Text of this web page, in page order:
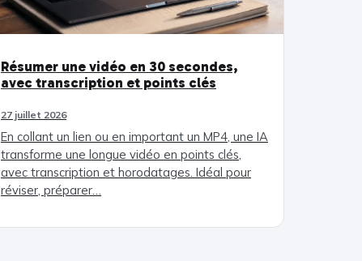
Résumer une vidéo en 30 secondes,
avec transcription et points clés
27 juillet 2026
En collant un lien ou en important un MP4, une IA
transforme une longue vidéo en points clés,
avec transcription et horodatages. Idéal pour
réviser, préparer…